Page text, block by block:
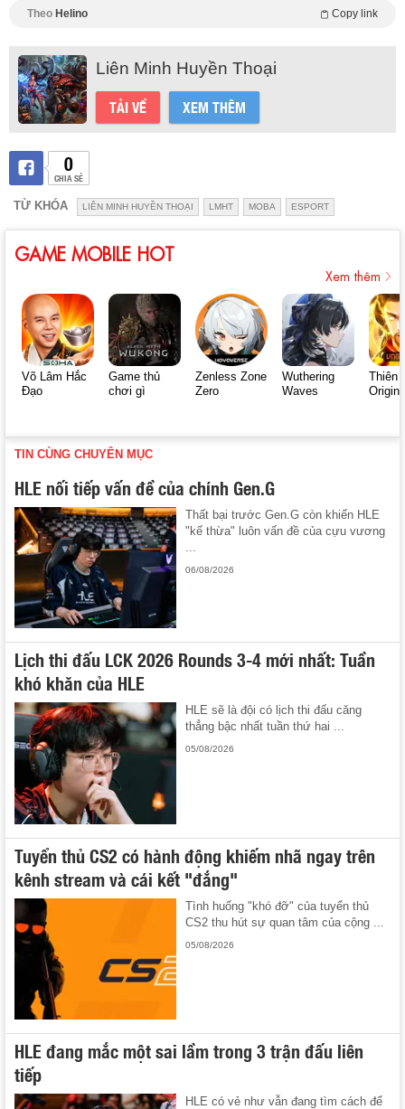
Theo Helino Copy link
Liên Minh Huyền Thoại
TẢI VỀ XEM THÊM
0
CHIA SẺ
TỪ KHÓA LIÊN MINH HUYỀN THOẠI LMHT MOBA ESPORT
GAME MOBILE HOT
Xem thêm
Võ Lâm Hắc
Đạo
Game thủ
chơi gì
Zenless Zone
Zero
Wuthering
Waves
Thiên
Origin
TIN CÙNG CHUYÊN MỤC
HLE nối tiếp vấn đề của chính Gen.G
Thất bại trước Gen.G còn khiến HLE
"kế thừa" luôn vấn đề của cựu vương
06/08/2026
Lịch thi đấu LCK 2026 Rounds 3-4 mới nhất: Tuần
khó khăn của HLE
HLE sẽ là đội có lịch thi đấu căng
thẳng bậc nhất tuần thứ hai ...
05/08/2026
Tuyển thủ CS2 có hành động khiếm nhã ngay trên
kênh stream và cái kết "đắng"
Tình huống "khó đỡ" của tuyển thủ
CS2 thu hút sự quan tâm của cộng ...
05/08/2026
HLE đang mắc một sai lầm trong 3 trận đấu liên
tiếp
HLE có vẻ như vẫn đang tìm cách để